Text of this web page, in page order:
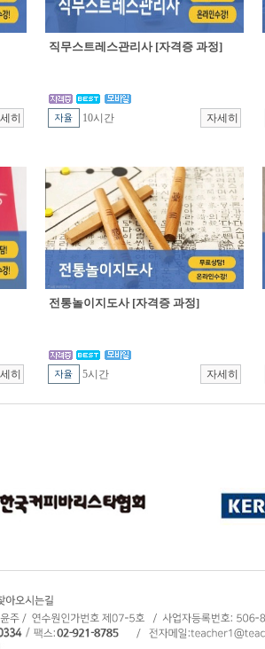
직무스트레스관리사 [자격증 과정]
10시간
전통놀이지도사 [자격증 과정]
5시간